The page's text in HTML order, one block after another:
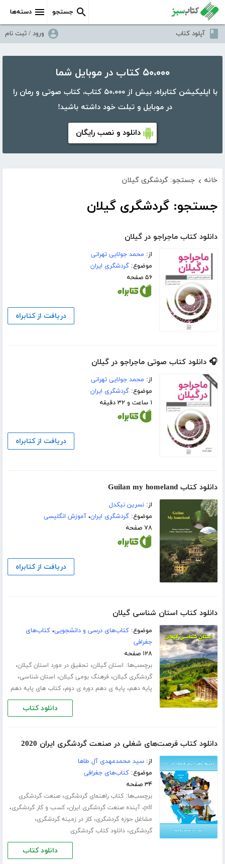
دسته‌ها جستجو
آپلود کتاب ورود / ثبت نام
۵۰،۰۰۰ کتاب در موبایل شما
با اپلیکیشن کتابراه، بیش از ۵۰،۰۰۰ کتاب، کتاب صوتی و رمان را
در موبایل و تبلت خود داشته باشید!
دانلود و نصب رایگان
خانه › جستجو: گردشگری گیلان
جستجو: گردشگری گیلان
دانلود کتاب ماجراجو در گیلان
از: محمد جولایی تهرانی
موضوع:گردشگری ایران
۵۶ صفحه
دریافت از کتابراه
🎧 دانلود کتاب صوتی ماجراجو در گیلان
از: محمد جولایی تهرانی
موضوع:گردشگری ایران
۱ ساعت و ۳۲ دقیقه
دریافت از کتابراه
دانلود کتاب Guilan my homeland
از:نسرین نیکدل
موضوع:گردشگری ایران،آموزش انگلیسی
۷۸ صفحه
دریافت از کتابراه
دانلود کتاب استان شناسی گیلان
موضوع:کتاب‌های درسی و دانشجویی،کتاب‌های
جغرافی
۱۲۸ صفحه
برچسب‌ها: استان گیلان، تحقیق در مورد استان گیلان،
گردشگری گیلان، فرهنگ بومی گیلان، استان شناسی،
پایه دهم، پایه ی دهم دوره ی دوم،کتاب های پایه دهم
دانلود کتاب
دانلود کتاب فرصت‌های شغلی در صنعت گردشگری ایران 2020
از:سید محمدمهدی آل طاها
موضوع:کتاب‌های جغرافی
۳۴ صفحه
برچسب‌ها:کتاب راهنمای گردشگری،صنعت گردشگری
pdf،آینده صنعت گردشگری ایران،کسب و کار گردشگری،
مشاغل حوزه گردشگری،کار در زمینه گردشگری،
گردشگری،دانلود کتاب گردشگری
دانلود کتاب